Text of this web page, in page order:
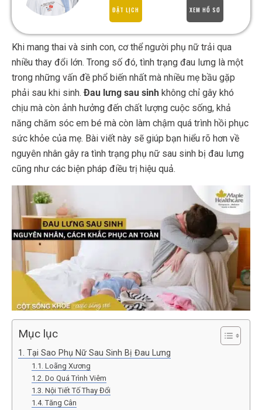
ĐẶT LỊCH XEM HỒ SƠ
Khi mang thai và sinh con, cơ thể người phụ nữ trải qua
nhiều thay đổi lớn. Trong số đó, tình trạng đau lưng là một
trong những vấn đề phổ biến nhất mà nhiều mẹ bầu gặp
phải sau khi sinh.Đau lưng sau sinh không chỉ gây khó
chịu mà còn ảnh hưởng đến chất lượng cuộc sống, khả
năng chăm sóc em bé mà còn làm chậm quá trình hồi phục
sức khỏe của mẹ. Bài viết này sẽ giúp bạn hiểu rõ hơn về
nguyên nhân gây ra tình trạng phụ nữ sau sinh bị đau lưng
cũng như các biện pháp điều trị hiệu quả.
Mục lục
1. Tại Sao Phụ Nữ Sau Sinh Bị Đau Lưng
1.1. Loãng Xương
1.2. Do Quá Trình Viêm
1.3. Nội Tiết Tố Thay Đổi
1.4. Tăng Cân